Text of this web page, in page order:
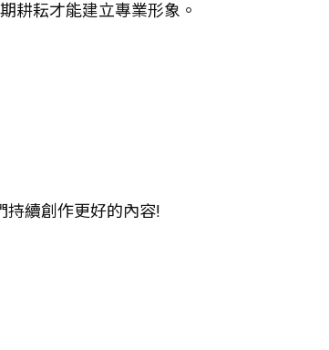
耕耘才能建立專業形象。
持續創作更好的內容!